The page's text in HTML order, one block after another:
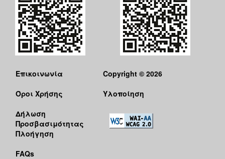
Επικοινωνία
Όροι Χρήσης
Δήλωση
Προσβασιμότητας
Πλοήγηση
FAQs
Copyright © 2026
Υλοποίηση